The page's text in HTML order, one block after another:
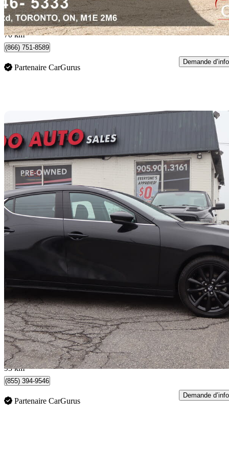
342 $/mois env.
Toronto, ON
70 km
(866) 751-8589
Partenaire CarGurus
Demande d’info
GT with Turbo AWD120 720 km
24 995 $ Bonne
586 $/mois env.
Milton, ON
93 km
(855) 394-9546
Partenaire CarGurus
Demande d’info